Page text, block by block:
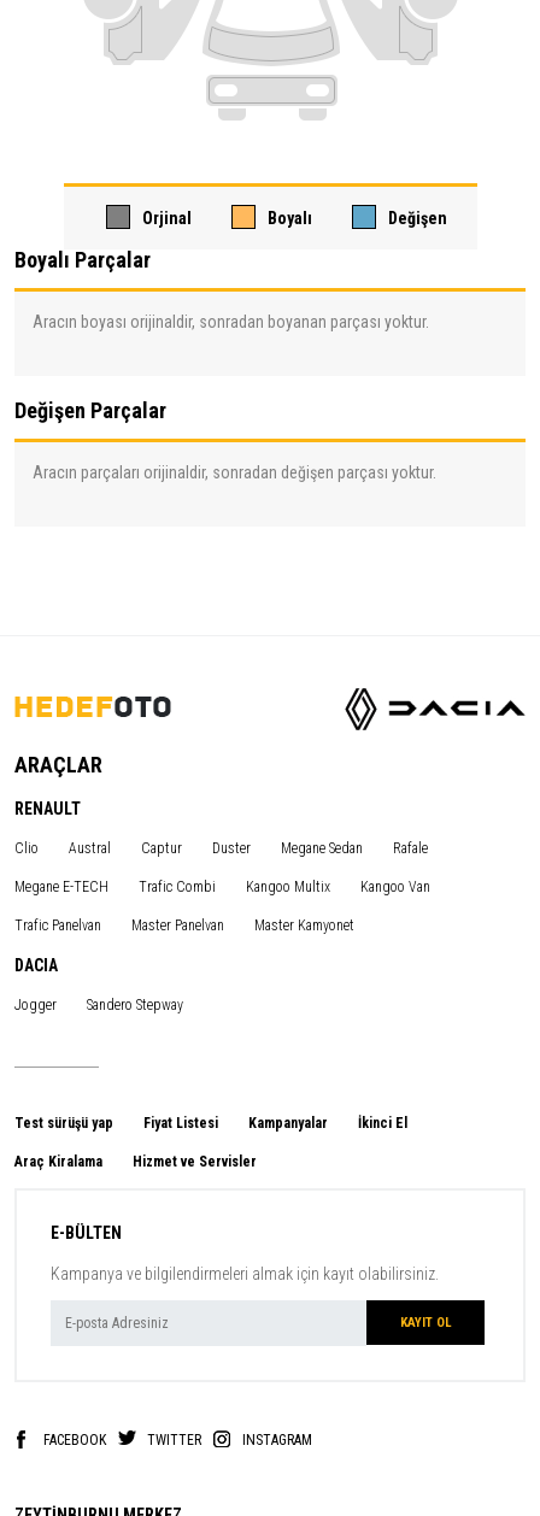
Orjinal Boyalı Değişen
Boyalı Parçalar
Aracın boyası orijinaldir, sonradan boyanan parçası yoktur.
Değişen Parçalar
Aracın parçaları orijinaldir, sonradan değişen parçası yoktur.
ARAÇLAR
RENAULT
Clio Austral Captur Duster Megane Sedan Rafale
Megane E-TECH Trafic Combi Kangoo Multix Kangoo Van
Trafic Panelvan Master Panelvan Master Kamyonet
DACIA
Jogger Sandero Stepway
Test sürüşü yap Fiyat Listesi Kampanyalar İkinci El
Araç Kiralama Hizmet ve Servisler
E-BÜLTEN
Kampanya ve bilgilendirmeleri almak için kayıt olabilirsiniz.
FACEBOOK TWITTER INSTAGRAM